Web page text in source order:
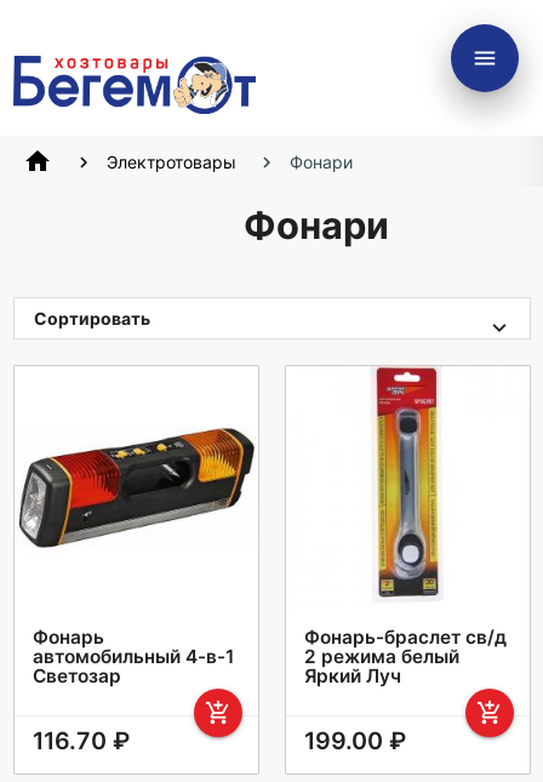
menu
home Электротовары Фонари
Фонари
Сортировать
Фонарь
автомобильный 4-в-1
Светозар
add_shopping_cart
116.70 ₽
Фонарь-браслет св/д
2 режима белый
Яркий Луч
add_shopping_cart
199.00 ₽